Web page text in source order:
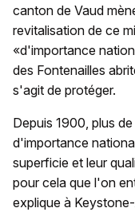
canton de Vaud
revitalisation de ce
«d'importance
des Fontenailles
s'agit de protéger.
Depuis 1900, plus
d'importance
superficie et leur
pour cela que l'on
explique à